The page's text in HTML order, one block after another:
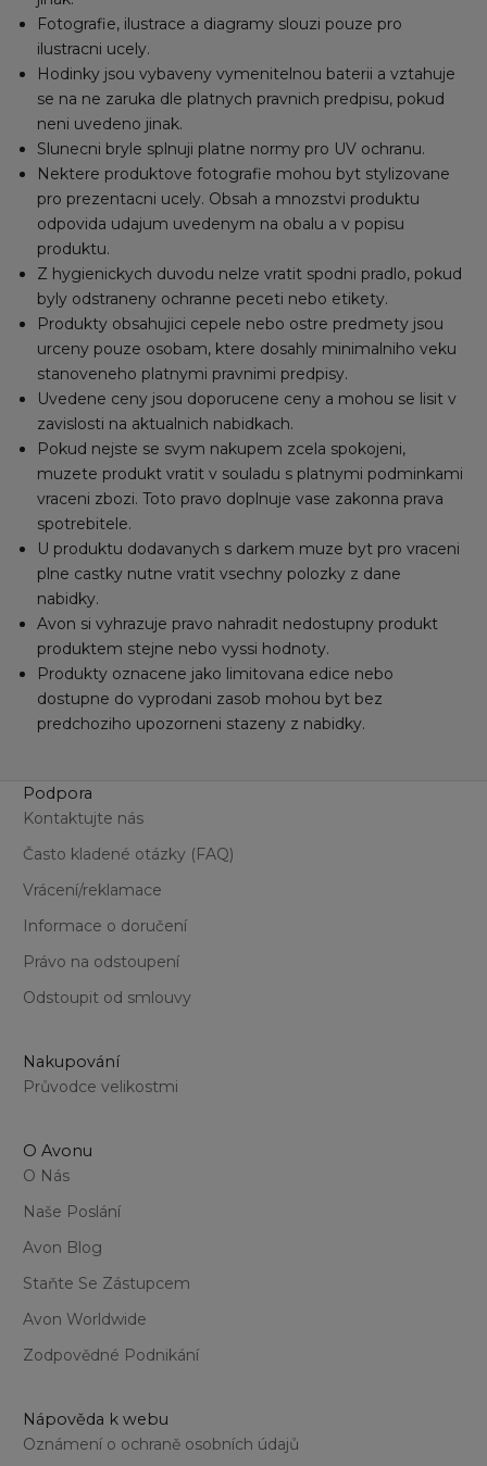
Fotografie, ilustrace a diagramy slouzi pouze pro
ilustracni ucely.
Hodinky jsou vybaveny vymenitelnou baterii a vztahuje
se na ne zaruka dle platnych pravnich predpisu, pokud
neni uvedeno jinak.
Slunecni bryle splnuji platne normy pro UV ochranu.
Nektere produktove fotografie mohou byt stylizovane
pro prezentacni ucely. Obsah a mnozstvi produktu
odpovida udajum uvedenym na obalu a v popisu
produktu.
Z hygienickych duvodu nelze vratit spodni pradlo, pokud
byly odstraneny ochranne peceti nebo etikety.
Produkty obsahujici cepele nebo ostre predmety jsou
urceny pouze osobam, ktere dosahly minimalniho veku
stanoveneho platnymi pravnimi predpisy.
Uvedene ceny jsou doporucene ceny a mohou se lisit v
zavislosti na aktualnich nabidkach.
Pokud nejste se svym nakupem zcela spokojeni,
muzete produkt vratit v souladu s platnymi podminkami
vraceni zbozi. Toto pravo doplnuje vase zakonna prava
spotrebitele.
U produktu dodavanych s darkem muze byt pro vraceni
plne castky nutne vratit vsechny polozky z dane
nabidky.
Avon si vyhrazuje pravo nahradit nedostupny produkt
produktem stejne nebo vyssi hodnoty.
Produkty oznacene jako limitovana edice nebo
dostupne do vyprodani zasob mohou byt bez
predchoziho upozorneni stazeny z nabidky.
Podpora
Kontaktujte nás
Často kladené otázky (FAQ)
Vrácení/reklamace
Informace o doručení
Právo na odstoupení
Odstoupit od smlouvy
Nakupování
Průvodce velikostmi
O Avonu
O Nás
Naše Poslání
Avon Blog
Staňte Se Zástupcem
Avon Worldwide
Zodpovědné Podnikání
Nápověda k webu
Oznámení o ochraně osobních údajů